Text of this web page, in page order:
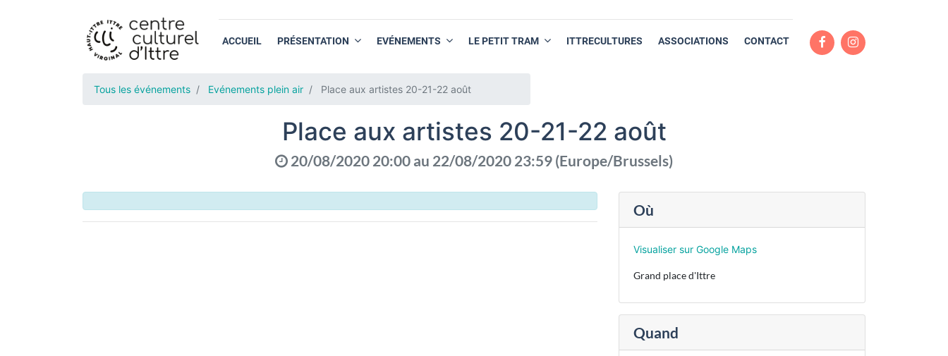
ACCUEIL PRÉSENTATION EVÉNEMENTS LE PETIT TRAM ITTRECULTURES ASSOCIATIONS CONTACT
Tous les événements Evénements plein air Place aux artistes 20-21-22 août
Place aux artistes 20-21-22 août
20/08/2020 20:00 au 22/08/2020 23:59 (Europe/Brussels)
Où
Visualiser sur Google Maps
Grand place d'Ittre
Quand